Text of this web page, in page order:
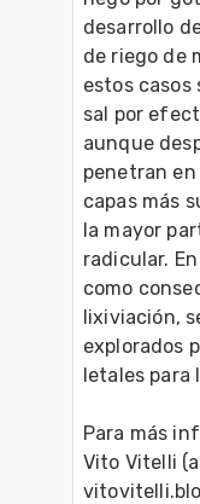
desarrollo
de riego de
estos
sal por
aunque
penetran
capas más
la mayor
radicular.
como
lixiviación,
explorados
letales para
Para más
Vito Vitelli